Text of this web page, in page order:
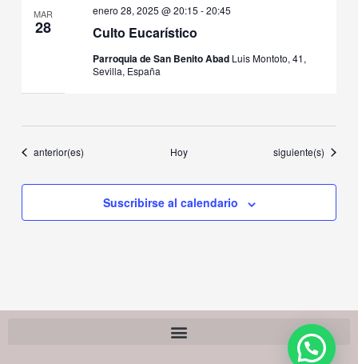
MAR
28 Culto Eucarístico
enero 28, 2025 @ 20:15 -20:45
Parroquia de San Benito Abad Luis Montoto, 41,
Sevilla, España
Eventos
anterior(es) Hoy Eventos
siguiente(s)
Suscribirse al calendario